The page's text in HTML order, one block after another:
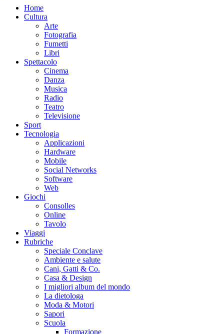
Home
Cultura
Arte
Fotografia
Fumetti
Libri
Spettacolo
Cinema
Danza
Musica
Radio
Teatro
Televisione
Sport
Tecnologia
Applicazioni
Hardware
Mobile
Social Networks
Software
Web
Giochi
Consolles
Online
Tavolo
Viaggi
Rubriche
Speciale Conclave
Ambiente e salute
Cani, Gatti & Co.
Casa & Design
I migliori album del mondo
La dietologa
Moda & Motori
Sapori
Scuola
Formazione